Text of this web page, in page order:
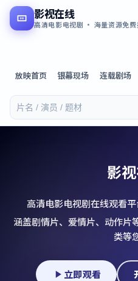
影视在线
高清电影电视剧 · 海量资源免费
放映首页 银幕现场 连载剧场
影
高清电影电视剧在线观看
涵盖剧情片、爱情片、动作片
类等
立即观看